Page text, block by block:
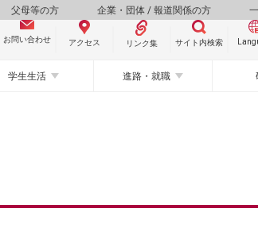
父母等の方 企業・団体 / 報道関係の方
お問い合わせ アクセス リンク集 サイト内検索
学生生活 進路・就職